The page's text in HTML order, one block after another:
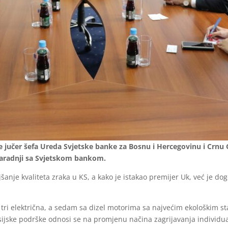
šefa Ureda Svjetske banke za Bosnu i Hercegovinu i
sa Svjetskom bankom.
kvaliteta zraka u KS, a kako je istakao premijer Uk, već je
električna, a sedam sa dizel motorima sa najvećim ekološkim
podrške odnosi se na promjenu načina zagrijavanja